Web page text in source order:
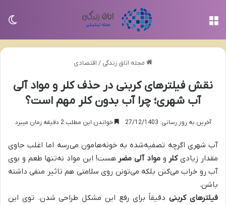
مجله اتاق زندگی / اقتصادی
نقش فیلترهای کربنی در حذف کلر و مواد آلی
آب شهری؛ چرا آب بدون کلر مهم است؟
آخرین به روز رسانی: 27/12/1403 خواندن این مطلب 2 دقیقه زمان میبرد
آب شهری اگرچه تصفیه‌شده به خونه‌هامون می‌رسه اما اغلب حاوی
مقدار زیادیکلر ومواد آلی مضر هست! این مواد نه‌تنها طعم و بوی
آب رو خراب می‌کنن بلکه می‌تونن روی سلامتی هم تاثیر منفی داشته
باشن.
فیلترهای کربنیدقیقاً برای رفع این مشکل طراحی شدن. توی این